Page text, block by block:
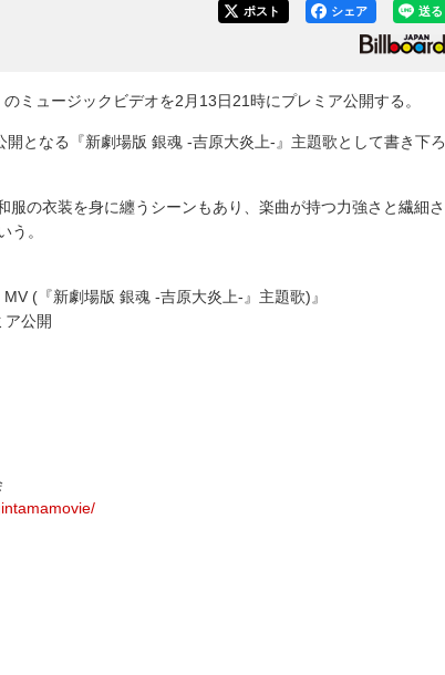
送る
シェア
ポスト
ミュージックビデオを2月13日21時にプレミア公開する。
となる『新劇場版 銀魂 -吉原大炎上-』主題歌として書き下ろ
の衣装を身に纏うシーンもあり、楽曲が持つ力強さと繊細さ
う。
(『新劇場版 銀魂 -吉原大炎上-』主題歌)』
公開